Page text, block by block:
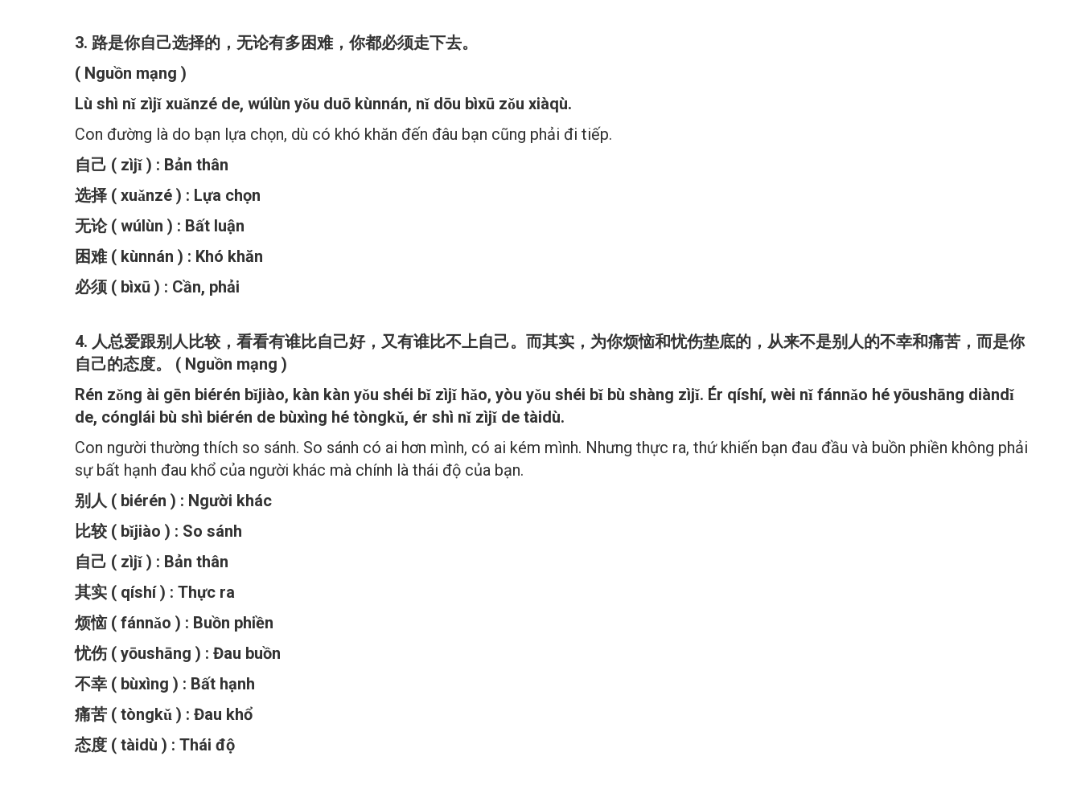
3. 路是你自己选择的，无论有多困难，你都必须走下去。
( Nguồn mạng )
Lù shì nǐ zìjǐ xuǎnzé de, wúlùn yǒu duō kùnnán, nǐ dōu bìxū zǒu xiàqù.
Con đường là do bạn lựa chọn, dù có khó khăn đến đâu bạn cũng phải đi tiếp.
自己 ( zìjǐ ) : Bản thân
选择 ( xuǎnzé ) : Lựa chọn
无论 ( wúlùn ) : Bất luận
困难 ( kùnnán ) : Khó khăn
必须 ( bìxū ) : Cần, phải
4. 人总爱跟别人比较，看看有谁比自己好，又有谁比不上自己。而其实，为你烦恼和忧伤垫底的，从来不是别人的不幸和痛苦，而是你
自己的态度。 ( Nguồn mạng )
Rén zǒng ài gēn biérén bǐjiào, kàn kàn yǒu shéi bǐ zìjǐ hǎo, yòu yǒu shéi bǐ bù shàng zìjǐ. Ér qíshí, wèi nǐ fánnǎo hé yōushāng diàndǐ
de, cónglái bù shì biérén de bùxìng hé tòngkǔ, ér shì nǐ zìjǐ de tàidù.
Con người thường thích so sánh. So sánh có ai hơn mình, có ai kém mình. Nhưng thực ra, thứ khiến bạn đau đầu và buồn phiền không phải
sự bất hạnh đau khổ của người khác mà chính là thái độ của bạn.
别人 ( biérén ) : Người khác
比较 ( bǐjiào ) : So sánh
自己 ( zìjǐ ) : Bản thân
其实 ( qíshí ) : Thực ra
烦恼 ( fánnǎo ) : Buồn phiền
忧伤 ( yōushāng ) : Đau buồn
不幸 ( bùxìng ) : Bất hạnh
痛苦 ( tòngkǔ ) : Đau khổ
态度 ( tàidù ) : Thái độ